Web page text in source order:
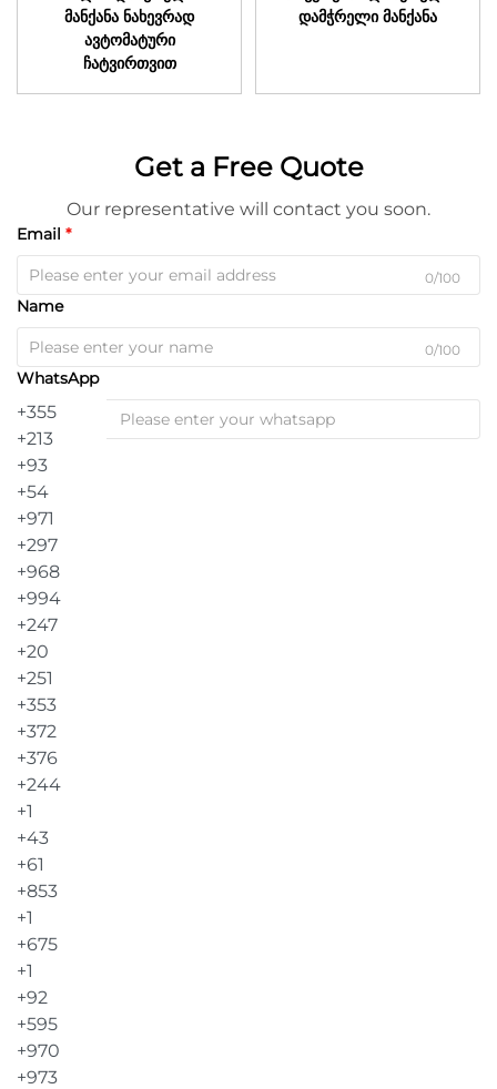
მანქანა ნახევრად
ავტომატური
ჩატვირთვით
დამჭრელი მანქანა
Get a Free Quote
Our representative will contact you soon.
Email
0/100
Name
0/100
WhatsApp